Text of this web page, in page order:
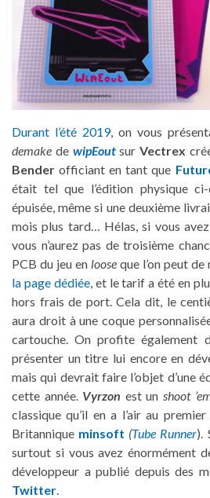
Durant l’été 2019, on vous
demake de wipEoutsurVectrex
Bender officiant en tant que
était tel que l’édition physique
épuisée, même si une deuxième
mois plus tard… Hélas, si vous
vous n’aurez pas de troisième
PCB du jeu en loose que l’on peut
la page dédiée, et le tarif a été en
hors frais de port. Cela dit, le
aura droit à une coque
cartouche. On profite également
présenter un titre lui encore en
mais qui devrait faire l’objet d’une
cette année. Vyrzon est unshoot
classique qu’il en a l’air au
Britannique minsoft (Tube Runner).
surtout si vous avez énormément
développeur a publié depuis des
Twitter.